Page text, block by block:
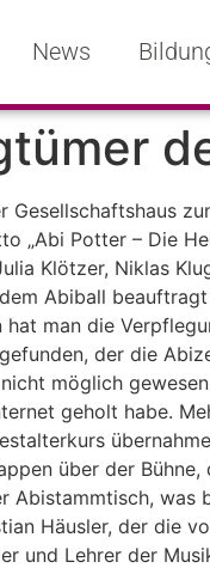
News
„Abi Potter – Die
Klötzer, Niklas
Abiball
man die
der die
möglich
geholt habe.
über der
Häusler, der die
und Lehrer der